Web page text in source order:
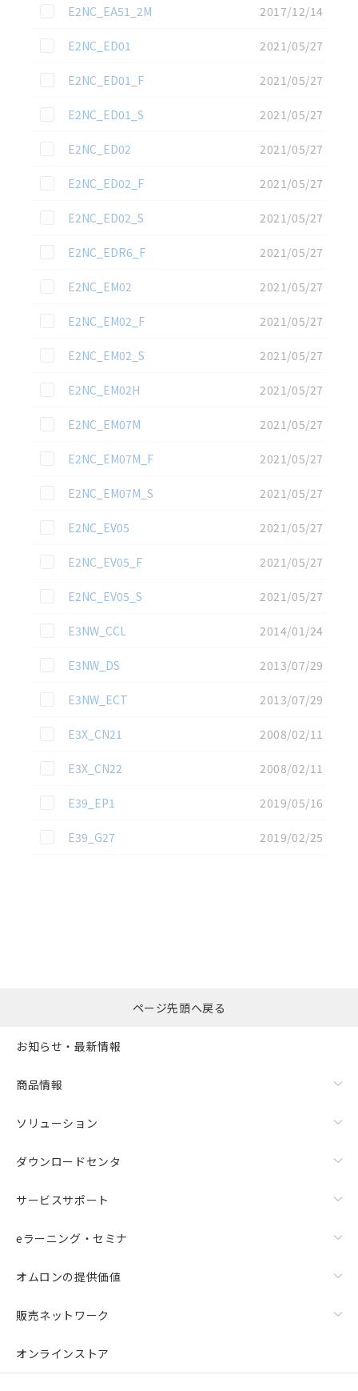
この資料を選択
E2NC_EA51_2M
2017/12/14
この資料を選択
E2NC_ED01
2021/05/27
この資料を選択
E2NC_ED01_F
2021/05/27
この資料を選択
E2NC_ED01_S
2021/05/27
この資料を選択
E2NC_ED02
2021/05/27
この資料を選択
E2NC_ED02_F
2021/05/27
この資料を選択
E2NC_ED02_S
2021/05/27
この資料を選択
E2NC_EDR6_F
2021/05/27
この資料を選択
E2NC_EM02
2021/05/27
この資料を選択
E2NC_EM02_F
2021/05/27
この資料を選択
E2NC_EM02_S
2021/05/27
この資料を選択
E2NC_EM02H
2021/05/27
この資料を選択
E2NC_EM07M
2021/05/27
この資料を選択
E2NC_EM07M_F
2021/05/27
この資料を選択
E2NC_EM07M_S
2021/05/27
この資料を選択
E2NC_EV05
2021/05/27
この資料を選択
E2NC_EV05_F
2021/05/27
この資料を選択
E2NC_EV05_S
2021/05/27
この資料を選択
E3NW_CCL
2014/01/24
この資料を選択
E3NW_DS
2013/07/29
この資料を選択
E3NW_ECT
2013/07/29
この資料を選択
E3X_CN21
2008/02/11
この資料を選択
E3X_CN22
2008/02/11
この資料を選択
E39_EP1
2019/05/16
この資料を選択
E39_G27 2019/02/25
括ダウンロード
ページ先頭へ戻る
お知らせ・最新情報
商品情報
ソリューション
ダウンロードセンタ
サービスサポート
eラーニング・セミナ
オムロンの提供価値
販売ネットワーク
オンラインストア